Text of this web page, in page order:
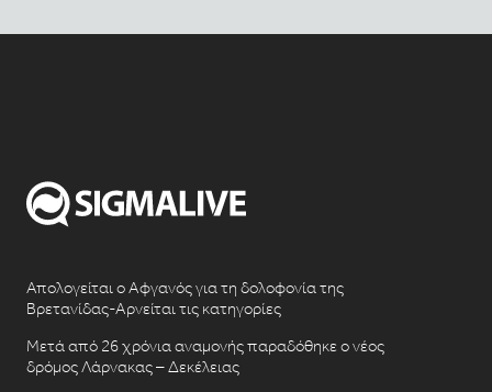
Απολογείται ο Αφγανός για τη δολοφονία της
Βρετανίδας-Αρνείται τις κατηγορίες
Μετά από 26 χρόνια αναμονής παραδόθηκε ο νέος
δρόμος Λάρνακας – Δεκέλειας